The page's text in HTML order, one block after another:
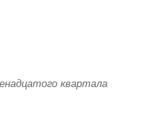
квартала